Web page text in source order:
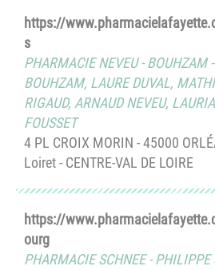
https://
s
PHARMACIE NEVEU - BOUHZAM-
BOUHZAM, LAURE DUVAL,
RIGAUD, ARNAUD NEVEU,
FOUSSET
4 PL CROIX MORIN - 45000
Loiret - CENTRE-VAL DE LOIRE
https://
ourg
PHARMACIE SCHNEE-PHILIPPE